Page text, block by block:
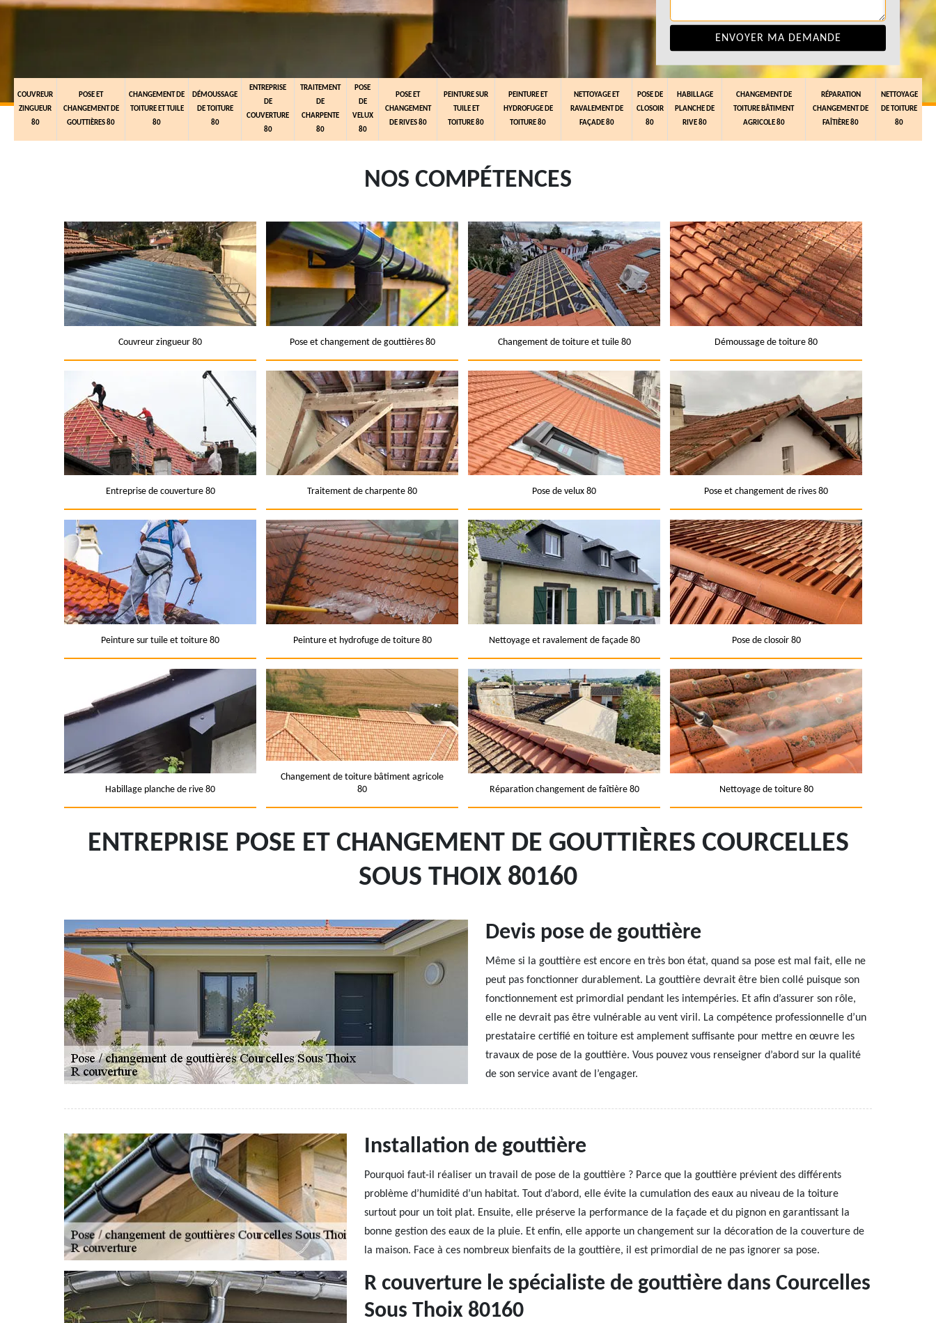
COUVREUR
ZINGUEUR
80
POSE ET
CHANGEMENT DE
GOUTTIÈRES 80
CHANGEMENT DE
TOITURE ET TUILE
80
DÉMOUSSAGE
DE TOITURE
80
ENTREPRISE
DE
COUVERTURE
80
TRAITEMENT
DE
CHARPENTE
80
POSE
DE
VELUX
80
POSE ET
CHANGEMENT
DE RIVES 80
PEINTURE SUR
TUILE ET
TOITURE 80
PEINTURE ET
HYDROFUGE DE
TOITURE 80
NETTOYAGE ET
RAVALEMENT DE
FAÇADE 80
POSE DE
CLOSOIR
80
HABILLAGE
PLANCHE DE
RIVE 80
CHANGEMENT DE
TOITURE BÂTIMENT
AGRICOLE 80
RÉPARATION
CHANGEMENT DE
FAÎTIÈRE 80
NETTOYAGE
DE TOITURE
80
NOS COMPÉTENCES
Couvreur zingueur 80 Pose et changement de gouttières 80 Changement de toiture et tuile 80 Démoussage de toiture 80
Entreprise de couverture 80 Traitement de charpente 80 Pose de velux 80 Pose et changement de rives 80
Peinture sur tuile et toiture 80 Peinture et hydrofuge de toiture 80 Nettoyage et ravalement de façade 80 Pose de closoir 80
Habillage planche de rive 80
Changement de toiture bâtiment agricole
80
Réparation changement de faîtière 80 Nettoyage de toiture 80
ENTREPRISE POSE ET CHANGEMENT DE GOUTTIÈRES COURCELLES
SOUS THOIX 80160
Devis pose de gouttière
Même si la gouttière est encore en très bon état, quand sa pose est mal fait, elle ne
peut pas fonctionner durablement. La gouttière devrait être bien collé puisque son
fonctionnement est primordial pendant les intempéries. Et afin d’assurer son rôle,
elle ne devrait pas être vulnérable au vent viril. La compétence professionnelle d’un
prestataire certifié en toiture est amplement suffisante pour mettre en œuvre les
travaux de pose de la gouttière. Vous pouvez vous renseigner d’abord sur la qualité
de son service avant de l’engager.
Installation de gouttière
Pourquoi faut-il réaliser un travail de pose de la gouttière ? Parce que la gouttière prévient des différents
problème d’humidité d’un habitat. Tout d’abord, elle évite la cumulation des eaux au niveau de la toiture
surtout pour un toit plat. Ensuite, elle préserve la performance de la façade et du pignon en garantissant la
bonne gestion des eaux de la pluie. Et enfin, elle apporte un changement sur la décoration de la couverture de
la maison. Face à ces nombreux bienfaits de la gouttière, il est primordial de ne pas ignorer sa pose.
R couverture le spécialiste de gouttière dans Courcelles
Sous Thoix 80160